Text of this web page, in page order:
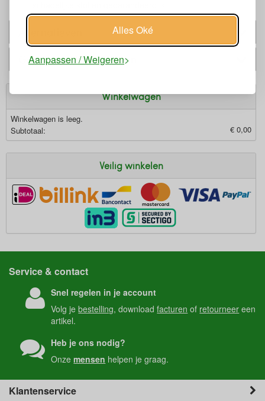
Alles Oké
Aanpassen / Weigeren
Gerelateerde producten
Winkelwagen
Winkelwagen is leeg.
Subtotaal:
€ 0,00
Veilig winkelen
Service & contact
Snel regelen in je account
Volg jebestelling, downloadfacturen of retourneer een
artikel.
Heb je ons nodig?
Onzemensen helpen je graag.
Klantenservice